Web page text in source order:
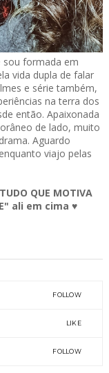
sou formada em
vida dupla de falar
e série também,
na terra dos
então. Apaixonada
de lado, muito
Aguardo
viajo pelas
QUE MOTIVA
ali em cima ♥
FOLLOW
LIKE
FOLLOW